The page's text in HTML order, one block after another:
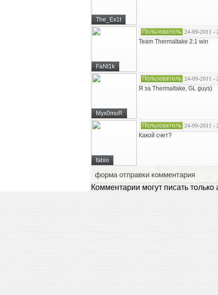
The_Ex1t
FaNt1k
Пользователь 24-09-2011 -
Team Thermaltake 2:1 win
Myx0moR
Пользователь 24-09-2011 -
Я за Thermaltake, GL guys)
fabio
Пользователь 24-09-2011 -
Какой счет?
форма отправки комментария
Комментарии могут писать